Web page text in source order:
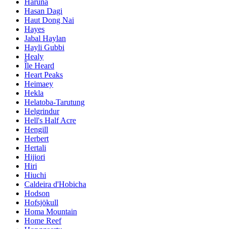
Hasan Dagi
Haut Dong Nai
Hayes
Jabal Haylan
Hayli Gubbi
Healy
Île Heard
Heart Peaks
Heimaey
Hekla
Helatoba-Tarutung
Helgrindur
Hell's Half Acre
Hengill
Herbert
Hertali
Hijiori
Hiri
Hiuchi
Caldeira d'Hobicha
Hodson
Hofsjökull
Homa Mountain
Home Reef